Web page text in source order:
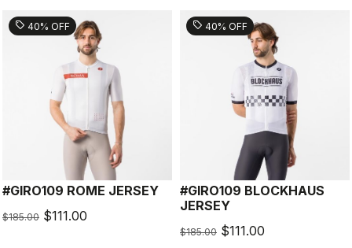
sell 40% OFF
#GIRO109 ROME JERSEY
$185.00 $111.00
sell 40% OFF
#GIRO109 BLOCKHAUS
JERSEY
$185.00 $111.00